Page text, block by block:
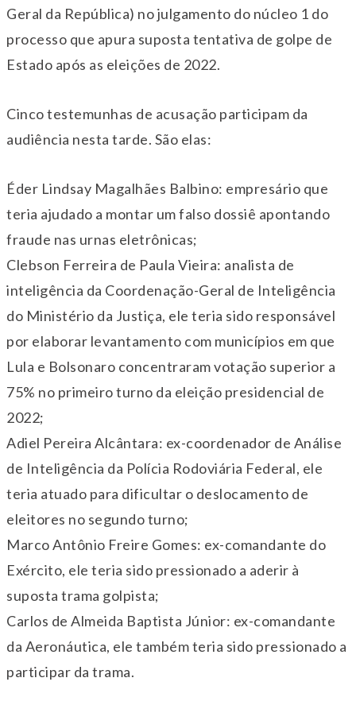
Geral da República) no julgamento do núcleo 1 do
processo que apura suposta tentativa de golpe de
Estado após as eleições de 2022.
Cinco testemunhas de acusação participam da
audiência nesta tarde. São elas:
Éder Lindsay Magalhães Balbino: empresário que
teria ajudado a montar um falso dossiê apontando
fraude nas urnas eletrônicas;
Clebson Ferreira de Paula Vieira: analista de
inteligência da Coordenação-Geral de Inteligência
do Ministério da Justiça, ele teria sido responsável
por elaborar levantamento com municípios em que
Lula e Bolsonaro concentraram votação superior a
75% no primeiro turno da eleição presidencial de
2022;
Adiel Pereira Alcântara: ex-coordenador de Análise
de Inteligência da Polícia Rodoviária Federal, ele
teria atuado para dificultar o deslocamento de
eleitores no segundo turno;
Marco Antônio Freire Gomes: ex-comandante do
Exército, ele teria sido pressionado a aderir à
suposta trama golpista;
Carlos de Almeida Baptista Júnior: ex-comandante
da Aeronáutica, ele também teria sido pressionado a
participar da trama.